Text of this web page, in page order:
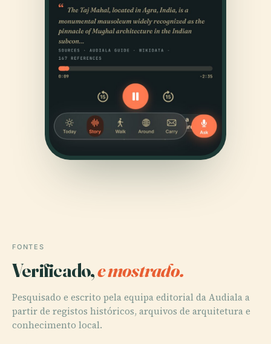
FONTES
Verificado,e mostrado.
Pesquisado e escrito pela equipa editorial da Audiala a
partir de registos históricos, arquivos de arquitetura e
conhecimento local.